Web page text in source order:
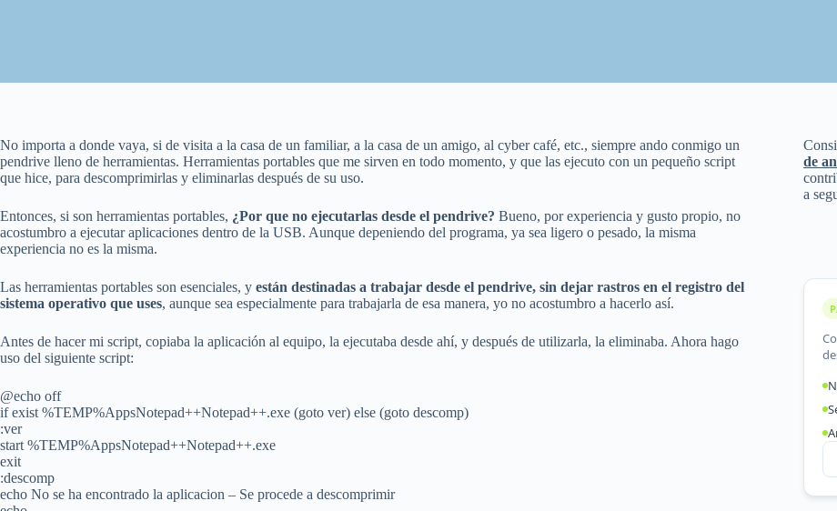
No importa a donde vaya, si de visita a la casa de un familiar, a la casa de un amigo, al cyber café, etc., siempre ando conmigo un
pendrive lleno de herramientas. Herramientas portables que me sirven en todo momento, y que las ejecuto con un pequeño script
que hice, para descomprimirlas y eliminarlas después de su uso.
Entonces, si son herramientas portables, ¿Por que no ejecutarlas desde el pendrive? Bueno, por experiencia y gusto propio, no
acostumbro a ejecutar aplicaciones dentro de la USB. Aunque depeniendo del programa, ya sea ligero o pesado, la misma
experiencia no es la misma.
Las herramientas portables son esenciales, y están destinadas a trabajar desde el pendrive, sin dejar rastros en el registro del
sistema operativo que uses, aunque sea especialmente para trabajarla de esa manera, yo no acostumbro a hacerlo así.
Antes de hacer mi script, copiaba la aplicación al equipo, la ejecutaba desde ahí, y después de utilizarla, la eliminaba. Ahora hago
uso del siguiente script:
@echo off
if exist %TEMP%AppsNotepad++Notepad++.exe (goto ver) else (goto descomp)
:ver
start %TEMP%AppsNotepad++Notepad++.exe
exit
:descomp
echo No se ha encontrado la aplicacion – Se procede a descomprimir
de
a